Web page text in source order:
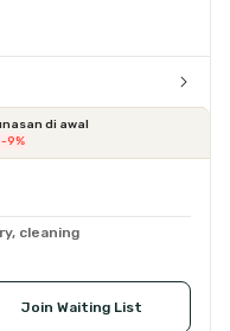
di awal
9%
cleaning
Join Waiting List